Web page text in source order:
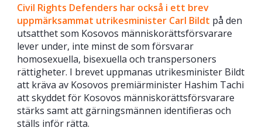
Civil Rights Defenders har också i ett brev
uppmärksammat utrikesminister Carl Bildt på den
utsatthet som Kosovos människorättsförsvarare
lever under, inte minst de som försvarar
homosexuella, bisexuella och transpersoners
rättigheter. I brevet uppmanas utrikesminister Bildt
att kräva av Kosovos premiärminister Hashim Tachi
att skyddet för Kosovos människorättsförsvarare
stärks samt att gärningsmännen identifieras och
ställs inför rätta.